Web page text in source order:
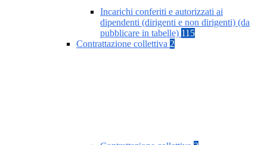
Incarichi conferiti e autorizzati ai
dipendenti (dirigenti e non dirigenti) (da
pubblicare in tabelle) 115
Contrattazione collettiva 2